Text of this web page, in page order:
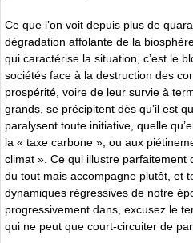
Ce que l’on voit depuis plus de
dégradation affolante de la
qui caractérise la situation, c’est le
sociétés face à la destruction des
prospérité, voire de leur survie à
grands, se précipitent dès qu’il est
paralysent toute initiative, quelle
la « taxe carbone », ou aux
climat ». Ce qui illustre parfaitement
du tout mais accompagne plutôt, et
dynamiques régressives de notre
progressivement dans, excusez le
qui ne peut que court-circuiter de